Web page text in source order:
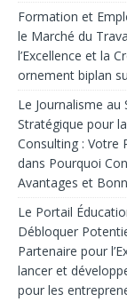
Formation et
le Marché du
l’Excellence et la
ornement biplan
Le Journalisme au
Stratégique pour
Consulting : Votre
dans Pourquoi
Avantages et
Le Portail
Débloquer
Partenaire pour
lancer et
pour les